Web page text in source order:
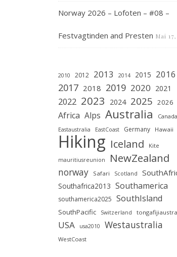
Norway 2026 – Lofoten – #08 –
Festvagtinden and Presten Mai
2010 2012 2013 2014 2015 2016
2017 2018 2019 2020 2021
2022 2023 2024 2025 2026
Africa Alps Australia Canada
Eastaustralia EastCoast Germany Hawaii
Hiking Iceland Kite
mauritiusreunion NewZealand
norway Safari Scotland
Southafrica2013 Southamerica
southamerica2025 SouthIsland
SouthPacific Switzerland
USA usa2010 Westaustralia
WestCoast